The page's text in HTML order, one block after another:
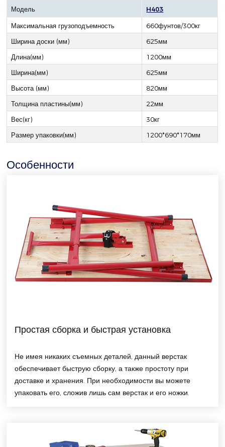
Модель H403
Максимальная грузоподъемность 660фунтов/300кг
Ширина доски (мм) 625мм
Длина(мм) 1200мм
Ширина(мм) 625мм
Высота (мм) 820мм
Толщина пластины(мм) 22мм
Вес(кг) 30кг
Размер упаковки(мм) 1200*690*170мм
Особенности
Простая сборка и быстрая установка
Не имея никаких съемных деталей, данный верстак
обеспечивает быструю сборку, а также простоту при
доставке и хранения. При необходимости вы можете
упаковать его, сложив лишь сам верстак и его ножки.